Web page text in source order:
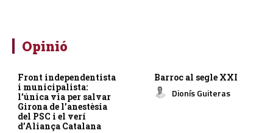
Opinió
Front independentista
i municipalista:
l’única via per salvar
Girona de l’anestèsia
del PSC i el verí
d’Aliança Catalana
Barroc al segle XXI
Dionís Guiteras